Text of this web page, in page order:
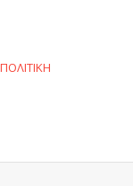
ΠΟΛΙΤΙΚΗ